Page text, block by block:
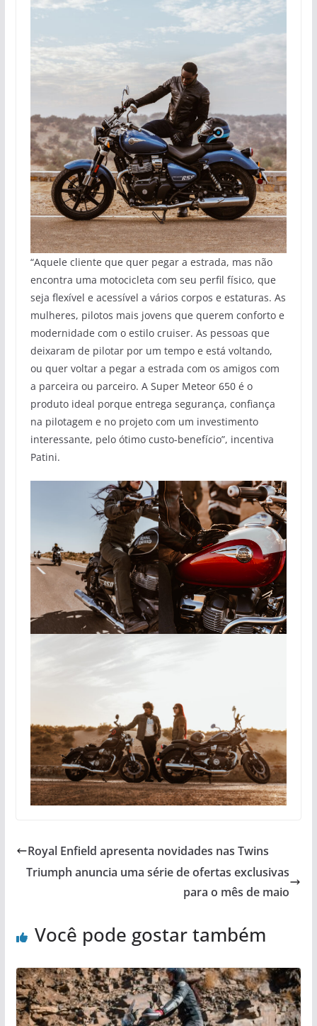
“Aquele cliente que quer pegar a estrada, mas não
encontra uma motocicleta com seu perfil físico, que
seja flexível e acessível a vários corpos e estaturas. As
mulheres, pilotos mais jovens que querem conforto e
modernidade com o estilo cruiser. As pessoas que
deixaram de pilotar por um tempo e está voltando,
ou quer voltar a pegar a estrada com os amigos com
a parceira ou parceiro. A Super Meteor 650 é o
produto ideal porque entrega segurança, confiança
na pilotagem e no projeto com um investimento
interessante, pelo ótimo custo-benefício”, incentiva
Patini.
Royal Enfield apresenta novidades nas Twins
Triumph anuncia uma série de ofertas exclusivas
para o mês de maio
Você pode gostar também